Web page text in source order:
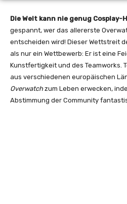
Die Welt kann nie genug Cosplay-
gespannt, wer das allererste
entscheiden wird! Dieser Wettstreit
als nur ein Wettbewerb: Er ist eine
Kunstfertigkeit und des Teamworks.
aus verschiedenen europäischen
Overwatch zum Leben erwecken,
Abstimmung der Community